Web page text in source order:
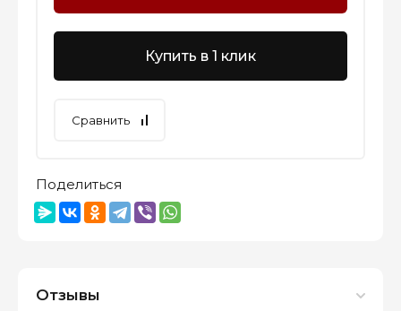
Купить в 1 клик
Сравнить
Поделиться
Отзывы